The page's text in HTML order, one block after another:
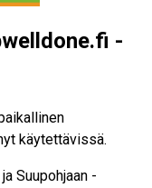
-
käytettävissä.
Suupohjaan -